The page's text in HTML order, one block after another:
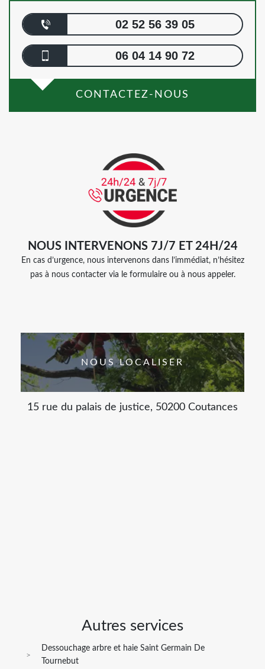
02 52 56 39 05
06 04 14 90 72
CONTACTEZ-NOUS
NOUS INTERVENONS 7J/7 ET 24H/24
En cas d’urgence, nous intervenons dans l’immédiat, n’hésitez
pas à nous contacter via le formulaire ou à nous appeler.
NOUS LOCALISER
15 rue du palais de justice, 50200 Coutances
Autres services
Dessouchage arbre et haie Saint Germain De
Tournebut